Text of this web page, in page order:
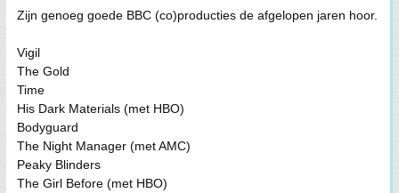
Zijn genoeg goede BBC (co)producties de afgelopen jaren hoor.
Vigil
The Gold
Time
His Dark Materials (met HBO)
Bodyguard
The Night Manager (met AMC)
Peaky Blinders
The Girl Before (met HBO)